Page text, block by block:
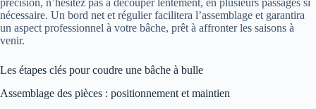
nécessaire. Un bord net et régulier facilitera l’assemblage et garantira
un aspect professionnel à votre bâche, prêt à affronter les saisons à
venir.
Les étapes clés pour coudre une bâche à bulle
Assemblage des pièces : positionnement et maintien